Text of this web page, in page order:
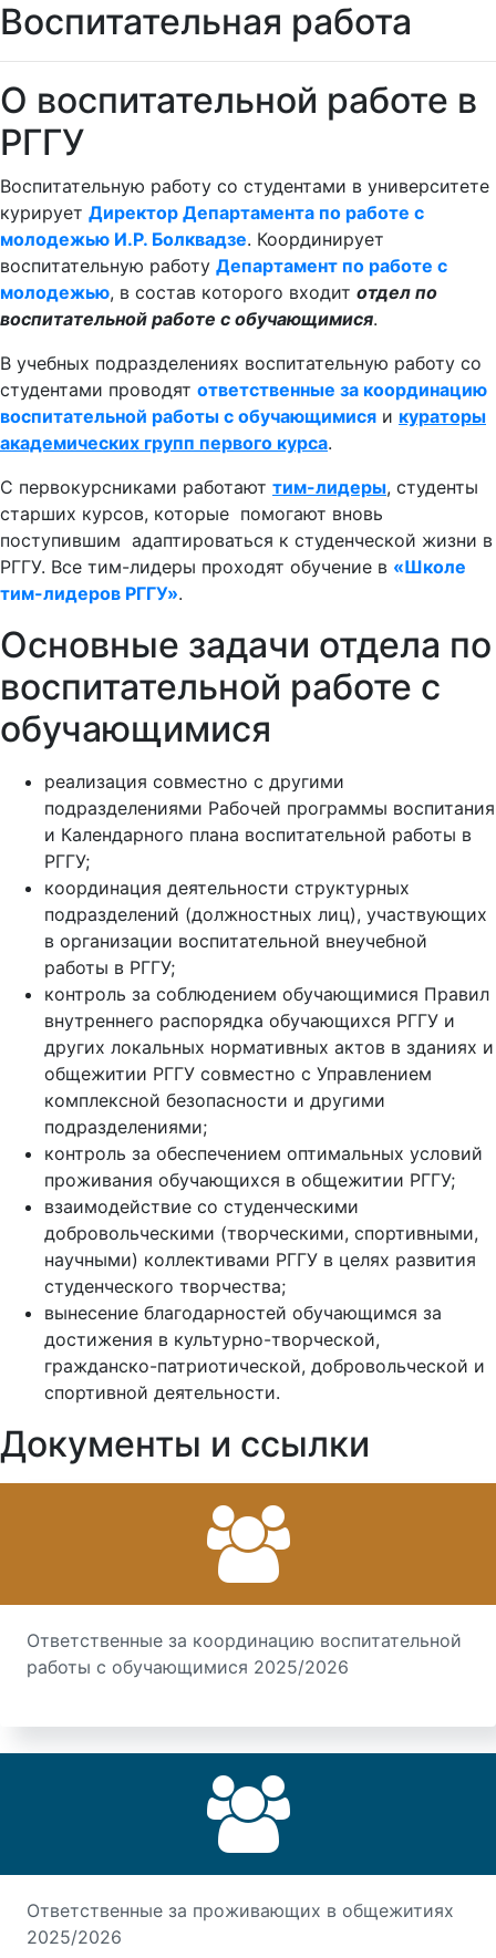
Воспитательная работа
О воспитательной работе в
РГГУ
Воспитательную работу со студентами в университете
курирует Директор Департамента по работе с
молодежью И.Р. Болквадзе. Координирует
воспитательную работу Департамент по работе с
молодежью, в состав которого входит отдел по
воспитательной работе с обучающимися.
В учебных подразделениях воспитательную работу со
студентами проводят ответственные за координацию
воспитательной работы с обучающимися и кураторы
академических групп первого курса.
С первокурсниками работают тим-лидеры, студенты
старших курсов, которые помогают вновь
поступившим адаптироваться к студенческой жизни в
РГГУ. Все тим-лидеры проходят обучение в «Школе
тим-лидеров РГГУ».
Основные задачи отдела по
воспитательной работе с
обучающимися
реализация совместно с другими
подразделениями Рабочей программы воспитания
и Календарного плана воспитательной работы в
РГГУ;
координация деятельности структурных
подразделений (должностных лиц), участвующих
в организации воспитательной внеучебной
работы в РГГУ;
контроль за соблюдением обучающимися Правил
внутреннего распорядка обучающихся РГГУ и
других локальных нормативных актов в зданиях и
общежитии РГГУ совместно с Управлением
комплексной безопасности и другими
подразделениями;
контроль за обеспечением оптимальных условий
проживания обучающихся в общежитии РГГУ;
взаимодействие со студенческими
добровольческими (творческими, спортивными,
научными) коллективами РГГУ в целях развития
студенческого творчества;
вынесение благодарностей обучающимся за
достижения в культурно-творческой,
гражданско-патриотической, добровольческой и
спортивной деятельности.
Документы и ссылки
Ответственные за координацию воспитательной
работы с обучающимися 2025/2026
Ответственные за проживающих в общежитиях
2025/2026